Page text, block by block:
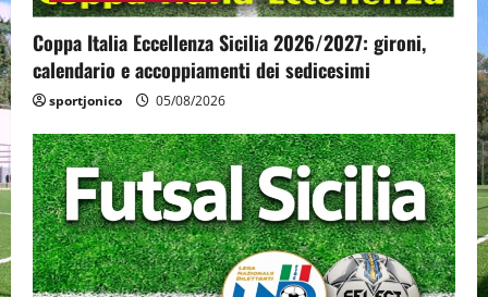
Coppa Italia Eccellenza Sicilia 2026/2027: gironi,
calendario e accoppiamenti dei sedicesimi
sportjonico 05/08/2026